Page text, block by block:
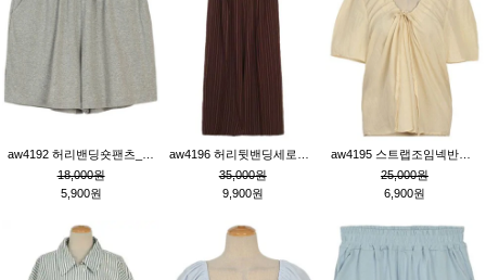
18,000원
5,900원
35,000원
9,900원
25,000원
6,900원